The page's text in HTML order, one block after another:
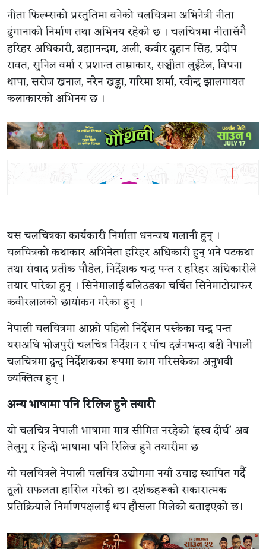
नीता फिल्म्सको प्रस्तुतिमा बनेको चलचित्रमा अभिनेत्री नीता
ढुंगानाको निर्माण तथा अभिनय रहेको छ । चलचित्रमा नीतासँगै
हरिहर अधिकारी, ब्रह्मानन्दम, अली, कवीर दुहान सिंह, प्रदीप
रावत, सुनिल वर्मा र प्रशान्त ताम्राकार, सञ्चीता लुईटेल, विपना
थापा, सरोज खनाल, नरेन खड्का, गरिमा शर्मा, रवीन्द्र झालगायत
कलाकारको अभिनय छ ।
यस चलचित्रका कार्यकारी निर्माता धनन्जय गलानी हुन् ।
चलचित्रको कथाकार अभिनेता हरिहर अधिकारी हुन् भने पटकथा
तथा संवाद प्रतीक पौडेल, निर्देशक चन्द्र पन्त र हरिहर अधिकारीले
तयार पारेका हुन् । सिनेमालाई बलिउडका चर्चित सिनेमाटोग्राफर
कवीरलालको छायांकन गरेका हुन् ।
नेपाली चलचित्रमा आफ्नो पहिलो निर्देशन पस्केका चन्द्र पन्त
यसअघि भोजपुरी चलचित्र निर्देशन र पाँच दर्जनभन्दा बढी नेपाली
चलचित्रमा द्वन्द्व निर्देशकका रूपमा काम गरिसकेका अनुभवी
व्यक्तित्व हुन् ।
अन्य भाषामा पनि रिलिज हुने तयारी
यो चलचित्र नेपाली भाषामा मात्र सीमित नरहेको ‘ह्रस्व दीर्घ’ अब
तेलुगु र हिन्दी भाषामा पनि रिलिज हुने तयारीमा छ
यो चलचित्रले नेपाली चलचित्र उद्योगमा नयाँ उचाइ स्थापित गर्दै
ठूलो सफलता हासिल गरेको छ। दर्शकहरूको सकारात्मक
प्रतिक्रियाले निर्माणपक्षलाई थप हौसला मिलेको बताइएको छ।